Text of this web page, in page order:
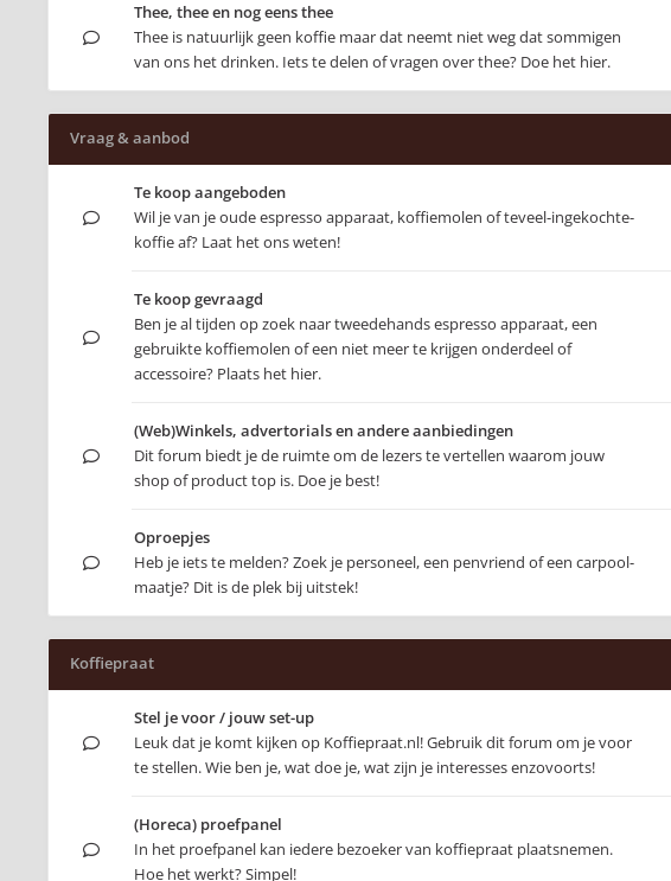
Thee, thee en nog eens thee
Thee is natuurlijk geen koffie maar dat neemt niet weg dat sommigen
van ons het drinken. Iets te delen of vragen over thee? Doe het hier.
Vraag & aanbod
Te koop aangeboden
Wil je van je oude espresso apparaat, koffiemolen of teveel-ingekochte-
koffie af? Laat het ons weten!
Te koop gevraagd
Ben je al tijden op zoek naar tweedehands espresso apparaat, een
gebruikte koffiemolen of een niet meer te krijgen onderdeel of
accessoire? Plaats het hier.
(Web)Winkels, advertorials en andere aanbiedingen
Dit forum biedt je de ruimte om de lezers te vertellen waarom jouw
shop of product top is. Doe je best!
Oproepjes
Heb je iets te melden? Zoek je personeel, een penvriend of een carpool-
maatje? Dit is de plek bij uitstek!
Koffiepraat
Stel je voor / jouw set-up
Leuk dat je komt kijken op Koffiepraat.nl! Gebruik dit forum om je voor
te stellen. Wie ben je, wat doe je, wat zijn je interesses enzovoorts!
(Horeca) proefpanel
In het proefpanel kan iedere bezoeker van koffiepraat plaatsnemen.
Hoe het werkt? Simpel!